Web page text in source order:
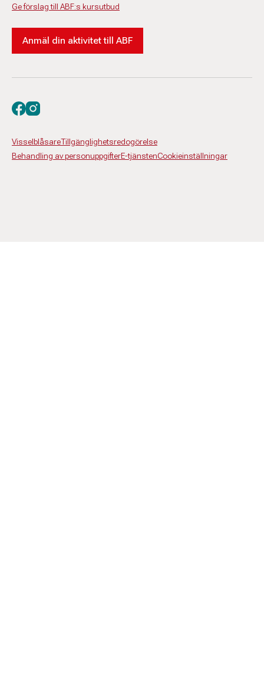
Ge förslag till ABF:s kursutbud
Anmäl din aktivitet till ABF
VisselblåsareTillgänglighetsredogörelse
Behandling av personuppgifterE-tjänstenCookieinställningar
Besök oss på facebook
Besök oss på instagram